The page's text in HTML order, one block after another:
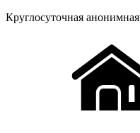
Круглосуточная анонимная